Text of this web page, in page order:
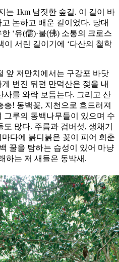
는 1km 남짓한 숲길. 이 길이 바
논하고 배운 길이었다. 당대
‘유(儒)·불(佛) 소통의 크로스
이 서린 길이기에 ‘다산의 철학
앞 저만치에서는 구강포 바닷
번진 뒤편 만덕산은 젖을 내
사를 와락 보듬는다. 그리고 산
! 동백꽃, 지천으로 흐드러져
그루의 동백나무들이 있으며 수
많다. 주름과 검버섯, 생채기
다에 붉디붉은 꽃이 피어 회춘
꿀을 탐하는 습성이 있어 마냥
하는 저 새들은 동박새.